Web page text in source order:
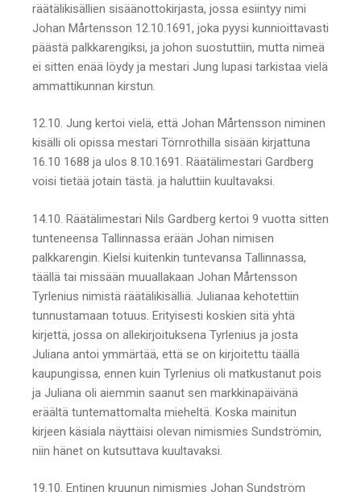
räätälikisällien sisäänottokirjasta, jossa esiintyy nimi
Johan Mårtensson 12.10.1691, joka pyysi kunnioittavasti
päästä palkkarengiksi, ja johon suostuttiin, mutta nimeä
ei sitten enää löydy ja mestari Jung lupasi tarkistaa vielä
ammattikunnan kirstun.
12.10. Jung kertoi vielä, että Johan Mårtensson niminen
kisälli oli opissa mestari Törnrothilla sisään kirjattuna
16.10 1688 ja ulos 8.10.1691. Räätälimestari Gardberg
voisi tietää jotain tästä. ja haluttiin kuultavaksi.
14.10. Räätälimestari Nils Gardberg kertoi 9 vuotta sitten
tunteneensa Tallinnassa erään Johan nimisen
palkkarengin. Kielsi kuitenkin tuntevansa Tallinnassa,
täällä tai missään muuallakaan Johan Mårtensson
Tyrlenius nimistä räätälikisälliä. Julianaa kehotettiin
tunnustamaan totuus. Erityisesti koskien sitä yhtä
kirjettä, jossa on allekirjoituksena Tyrlenius ja josta
Juliana antoi ymmärtää, että se on kirjoitettu täällä
kaupungissa, ennen kuin Tyrlenius oli matkustanut pois
ja Juliana oli aiemmin saanut sen markkinapäivänä
eräältä tuntemattomalta mieheltä. Koska mainitun
kirjeen käsiala näyttäisi olevan nimismies Sundströmin,
niin hänet on kutsuttava kuultavaksi.
19.10. Entinen kruunun nimismies Johan Sundström